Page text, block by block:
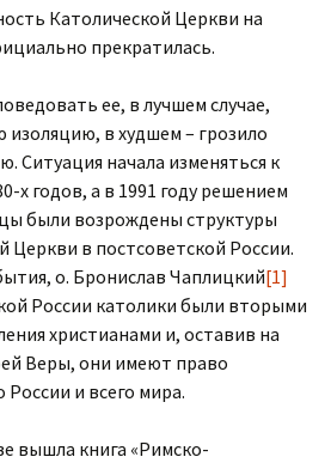
Католической Церкви на
прекратилась.
ее, в лучшем случае,
изоляцию, в худшем – грозило
Ситуация начала изменяться к
х годов, а в 1991 году решением
были возрождены структуры
Церкви в постсоветской России.
о. Бронислав Чаплицкий[1]
России католики были вторыми
христианами и, оставив на
Веры, они имеют право
России и всего мира.
вышла книга «Римско-